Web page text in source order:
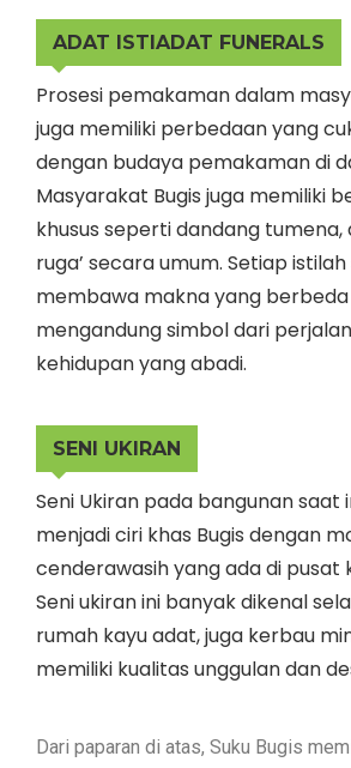
ADAT ISTIADAT FUNERALS
Prosesi pemakaman dalam
juga memiliki perbedaan yang
dengan budaya pemakaman di
Masyarakat Bugis juga memiliki
khusus seperti dandang tumena,
ruga’ secara umum. Setiap
membawa makna yang
mengandung simbol dari
kehidupan yang abadi.
SENI UKIRAN
Seni Ukiran pada bangunan saat
menjadi ciri khas Bugis dengan
cenderawasih yang ada di pusat
Seni ukiran ini banyak dikenal
rumah kayu adat, juga kerbau
memiliki kualitas unggulan dan
Dari paparan di atas, Suku Bugis